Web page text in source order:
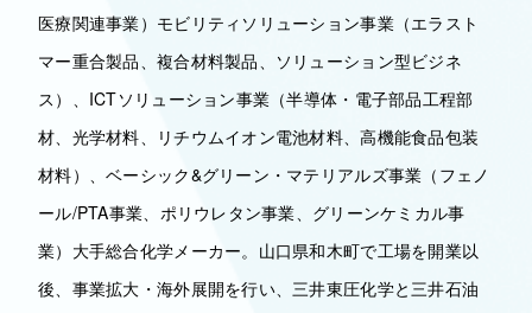
医療関連事業）モビリティソリューション事業（エラスト
マー重合製品、複合材料製品、ソリューション型ビジネ
ス）、ICTソリューション事業（半導体・電子部品工程部
材、光学材料、リチウムイオン電池材料、高機能食品包装
材料）、ベーシック&グリーン・マテリアルズ事業（フェノ
ール/PTA事業、ポリウレタン事業、グリーンケミカル事
業）大手総合化学メーカー。山口県和木町で工場を開業以
後、事業拡大・海外展開を行い、三井東圧化学と三井石油